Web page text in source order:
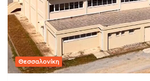
Θεσσαλονίκη